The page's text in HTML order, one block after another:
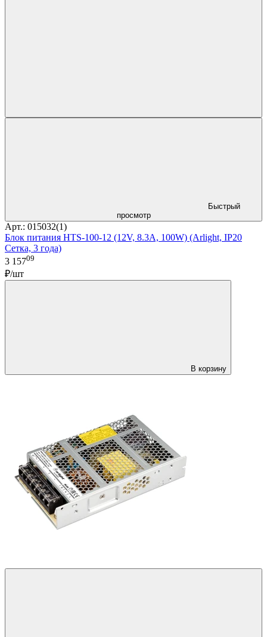
Быстрый
просмотр
Арт.: 015032(1)
Блок питания HTS-100-12 (12V, 8.3A, 100W) (Arlight, IP20
Сетка, 3 года)
3 15709
₽/шт
В корзину